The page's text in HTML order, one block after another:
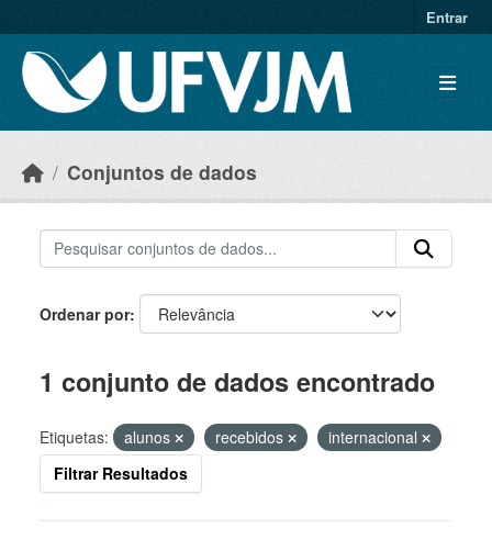
Entrar
Conjuntos de dados
Ordenar por
1 conjunto de dados encontrado
Etiquetas: alunos recebidos
internacional
Filtrar Resultados